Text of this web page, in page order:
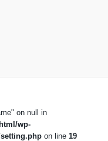
on null in
wp-
on line 19